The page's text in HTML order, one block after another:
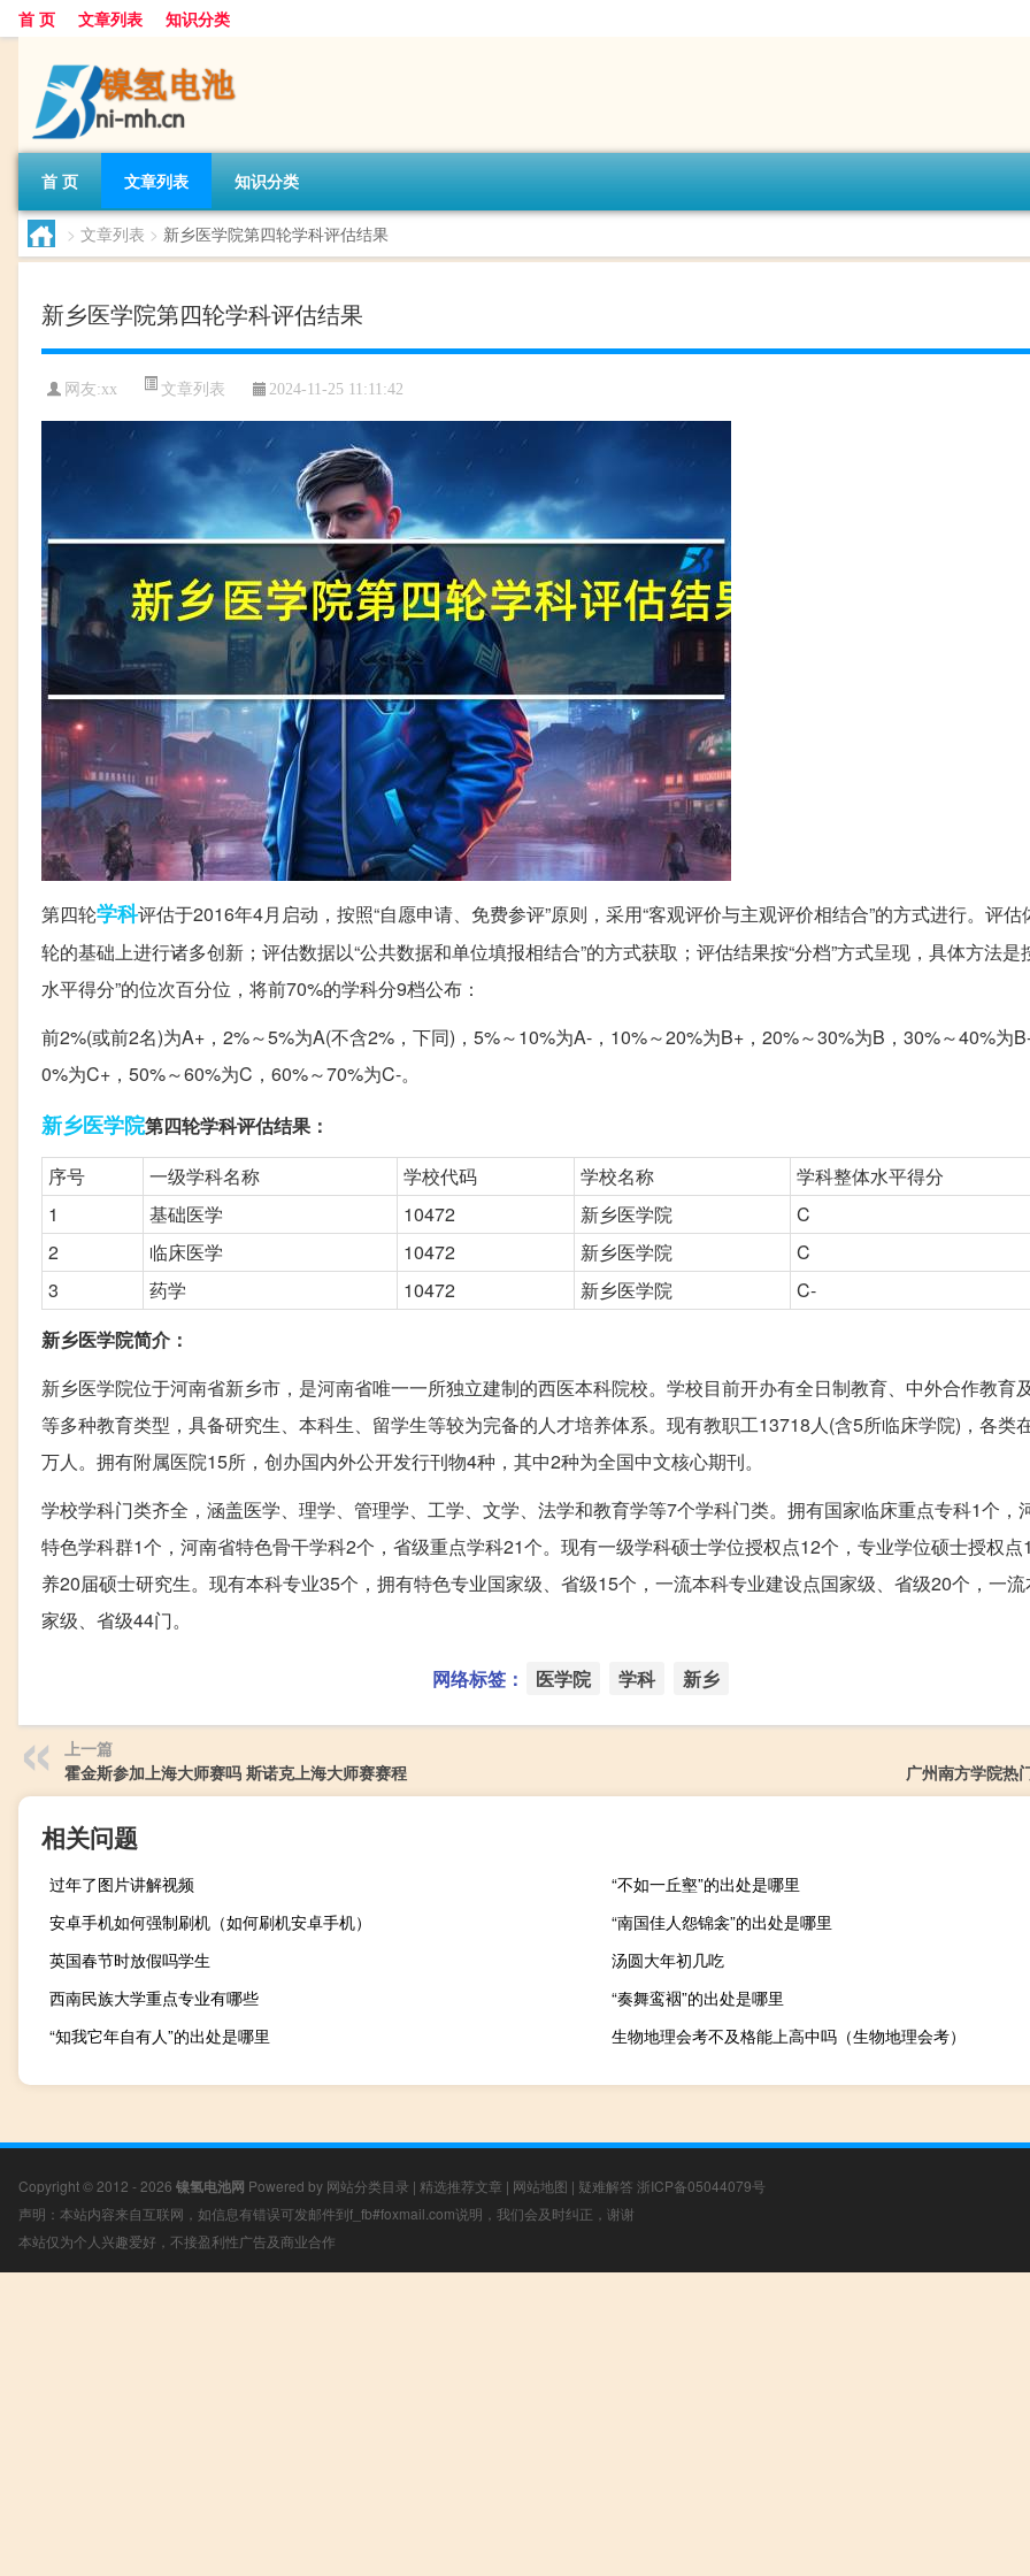
首 页 文章列表 知识分类
首 页 文章列表 知识分类
> 文章列表 > 新乡医学院第四轮学科评估结果
新乡医学院第四轮学科评估结果
网友:xx 文章列表 2024-11-25 11:11:42
第四轮学科评估于2016年4月启动，按照“自愿申请、免费参评”原则，采用“客观评价与主观评价相结合”的方式进行。评估
轮的基础上进行诸多创新；评估数据以“公共数据和单位填报相结合”的方式获取；评估结果按“分档”方式呈现，具体方法是
水平得分”的位次百分位，将前70%的学科分9档公布：
前2%(或前2名)为A+，2%～5%为A(不含2%，下同)，5%～10%为A-，10%～20%为B+，20%～30%为B，30%～40%为
0%为C+，50%～60%为C，60%～70%为C-。
新乡医学院第四轮学科评估结果：
序号
一级学科名称 学校代码 学校名称
学科整体水平得分
1
基础医学 10472 新乡医学院
C
2
临床医学 10472 新乡医学院
C
3
药学 10472 新乡医学院
C-
新乡医学院简介：
新乡医学院位于河南省新乡市，是河南省唯一一所独立建制的西医本科院校。学校目前开办有全日制教育、中外合作教育
等多种教育类型，具备研究生、本科生、留学生等较为完备的人才培养体系。现有教职工13718人(含5所临床学院)，各类
万人。拥有附属医院15所，创办国内外公开发行刊物4种，其中2种为全国中文核心期刊。
学校学科门类齐全，涵盖医学、理学、管理学、工学、文学、法学和教育学等7个学科门类。拥有国家临床重点专科1个，
特色学科群1个，河南省特色骨干学科2个，省级重点学科21个。现有一级学科硕士学位授权点12个，专业学位硕士授权点
养20届硕士研究生。现有本科专业35个，拥有特色专业国家级、省级15个，一流本科专业建设点国家级、省级20个，一
家级、省级44门。
网络标签： 医学院 学科 新乡
上一篇
霍金斯参加上海大师赛吗 斯诺克上海大师赛赛程
广州南方学院热
相关问题
过年了图片讲解视频
“不如一丘壑”的出处是哪里
安卓手机如何强制刷机（如何刷机安卓手机）
“南国佳人怨锦衾”的出处是哪里
英国春节时放假吗学生
汤圆大年初几吃
西南民族大学重点专业有哪些
“奏舞鸾裀”的出处是哪里
“知我它年自有人”的出处是哪里
生物地理会考不及格能上高中吗（生物地理会考）
Copyright © 2012 - 2026 镍氢电池网 Powered by 网站分类目录 | 精选推荐文章 | 网站地图 | 疑难解答 浙ICP备05044079号
声明：本站内容来自互联网，如信息有错误可发邮件到f_fb#foxmail.com说明，我们会及时纠正，谢谢
本站仅为个人兴趣爱好，不接盈利性广告及商业合作